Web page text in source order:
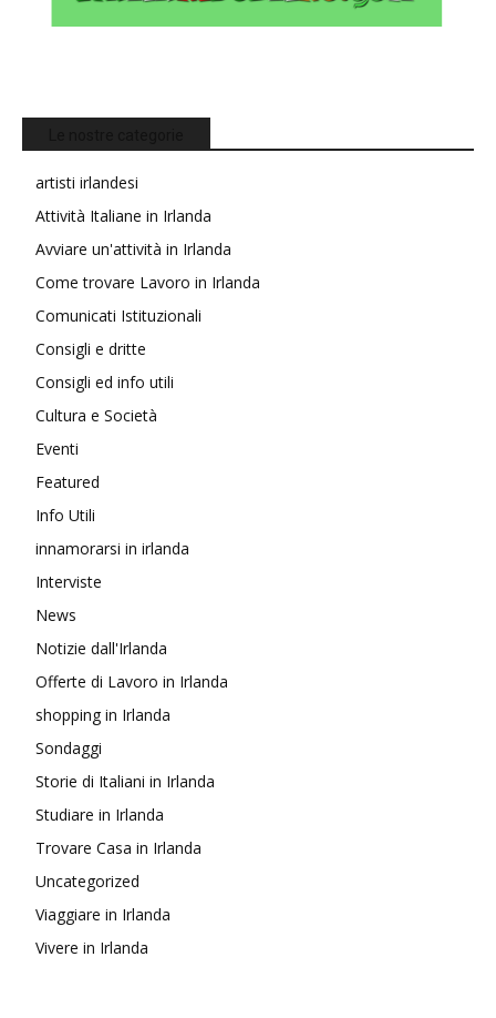
artisti irlandesi
Attività Italiane in Irlanda
Avviare un'attività in Irlanda
Come trovare Lavoro in Irlanda
Comunicati Istituzionali
Consigli e dritte
Consigli ed info utili
Cultura e Società
Eventi
Featured
Info Utili
innamorarsi in irlanda
Interviste
News
Notizie dall'Irlanda
Offerte di Lavoro in Irlanda
shopping in Irlanda
Sondaggi
Storie di Italiani in Irlanda
Studiare in Irlanda
Trovare Casa in Irlanda
Uncategorized
Viaggiare in Irlanda
Vivere in Irlanda